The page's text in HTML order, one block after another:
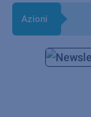
Azioni